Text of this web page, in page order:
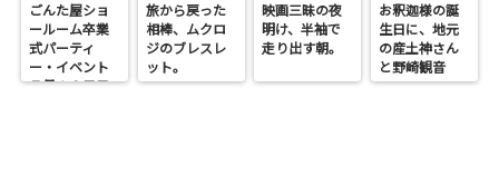
ごんた屋ショ
ールーム卒業
式パーティ
ー・イベント
７月１９日日
旅から戻った
相棒、ムクロ
ジのブレスレ
ット。
映画三昧の夜
明け、半袖で
走り出す朝。
お釈迦様の誕
生日に、地元
の産土神さん
と野崎観音
へ。